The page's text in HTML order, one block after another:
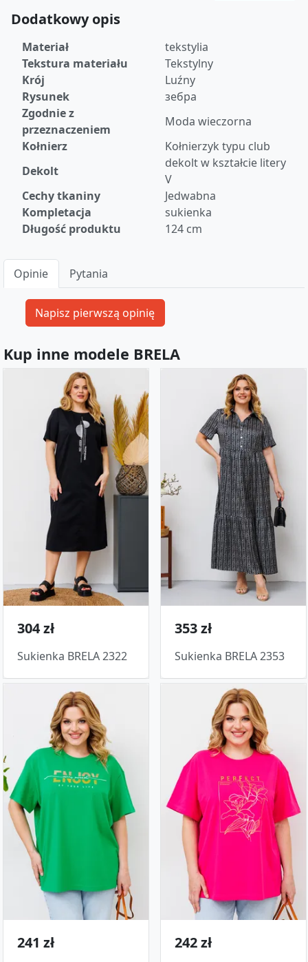
Dodatkowy opis
Materiał
tekstylia
Tekstura materiału
Tekstylny
Krój
Luźny
Rysunek
зебра
Zgodnie z
przeznaczeniem
Moda wieczorna
Kołnierz
Kołnierzyk typu club
Dekolt
dekolt w kształcie litery
V
Cechy tkaniny
Jedwabna
Kompletacja
sukienka
Długość produktu
124 cm
Opinie Pytania
Kup inne modele BRELA
304 zł
Sukienka BRELA 2322
353 zł
Sukienka BRELA 2353
241 zł 242 zł